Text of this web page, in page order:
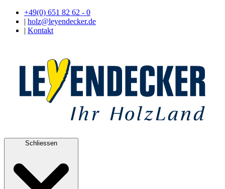
+49(0) 651 82 62 - 0
| holz@leyendecker.de
| Kontakt
Schliessen